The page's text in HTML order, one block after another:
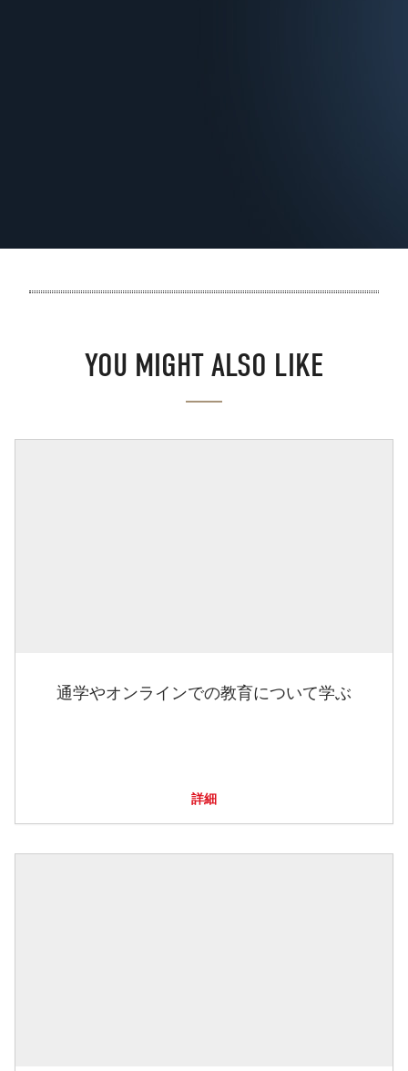
YOU MIGHT ALSO LIKE
通学やオンラインでの教育について学ぶ
詳細